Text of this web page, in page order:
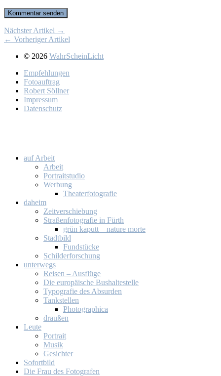
Nächster Artikel →
← Vorheriger Artikel
© 2026 WahrScheinLicht
Emp­feh­lun­gen
Fo­to­auf­trag
Ro­bert Söll­ner
Im­pres­sum
Da­ten­schutz
auf Ar­beit
Ar­beit
Por­trait­stu­dio
Wer­bung
Thea­ter­fo­to­gra­fie
da­heim
Zeit­ver­schie­bung
Stra­ßen­fo­to­gra­fie in Fürth
grün ka­putt – na­tu­re mor­te
Stadt­bild
Fund­stü­cke
Schil­der­for­schung
un­ter­wegs
Rei­sen – Aus­flü­ge
Die eu­ro­päi­sche Bus­hal­te­stel­le
Ty­po­gra­fie des Ab­sur­den
Tank­stel­len
Pho­to­gra­phi­ca
drau­ßen
Leu­te
Por­trait
Mu­sik
Ge­sich­ter
So­fort­bild
Die Frau des Fo­to­gra­fen